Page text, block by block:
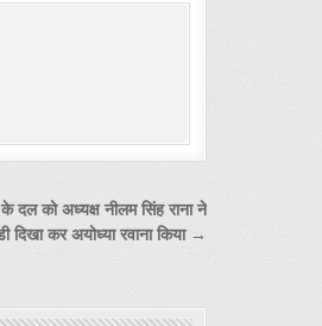
दल को अध्यक्ष नीलम सिंह राना ने
दिखा कर अयोध्या रवाना किया →